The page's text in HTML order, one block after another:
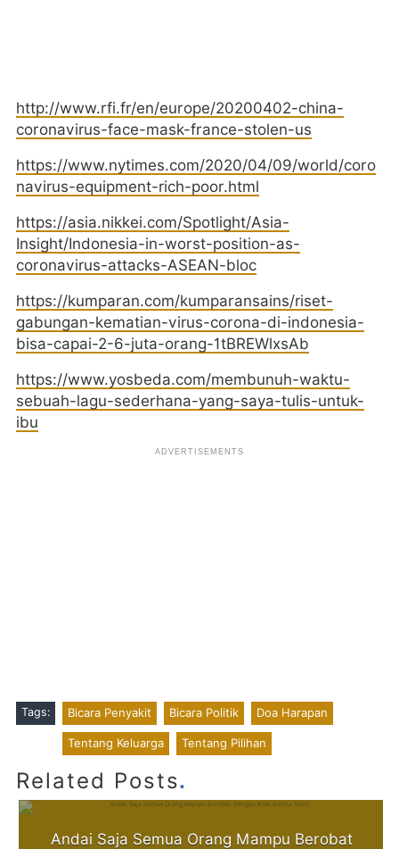
http://www.rfi.fr/en/europe/20200402-china-
coronavirus-face-mask-france-stolen-us
https://www.nytimes.com/2020/04/09/world/coro
navirus-equipment-rich-poor.html
https://asia.nikkei.com/Spotlight/Asia-
Insight/Indonesia-in-worst-position-as-
coronavirus-attacks-ASEAN-bloc
https://kumparan.com/kumparansains/riset-
gabungan-kematian-virus-corona-di-indonesia-
bisa-capai-2-6-juta-orang-1tBREWlxsAb
https://www.yosbeda.com/membunuh-waktu-
sebuah-lagu-sederhana-yang-saya-tulis-untuk-
ibu
Tags: Bicara Penyakit Bicara Politik Doa Harapan
Tentang Keluarga Tentang Pilihan
Related Posts.
Andai Saja Semua Orang Mampu Berobat